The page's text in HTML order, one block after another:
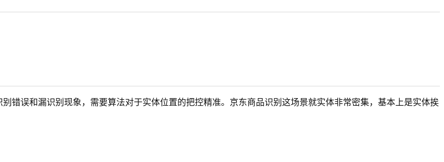
错误和漏识别现象，需要算法对于实体位置的把控精准。京东商品识别这场景就实体非常密集，基本上是实体挨